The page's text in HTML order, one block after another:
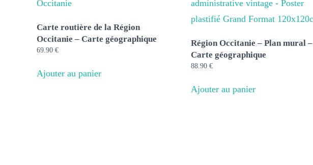
Carte routière de la Région
Occitanie – Carte géographique
69.90 €
Ajouter au panier
Région Occitanie – Plan mural –
Carte géographique
88.90 €
Ajouter au panier